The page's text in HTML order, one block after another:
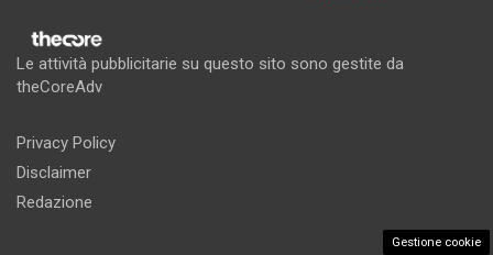
Le attività pubblicitarie su questo sito sono gestite da
theCoreAdv
Privacy Policy
Disclaimer
Redazione
Gestione cookie